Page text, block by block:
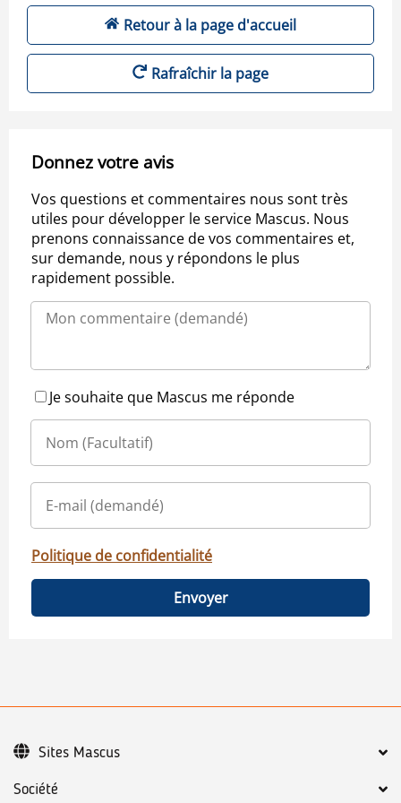
Retour à la page d'accueil
Rafraîchir la page
Donnez votre avis
Vos questions et commentaires nous sont très
utiles pour développer le service Mascus. Nous
prenons connaissance de vos commentaires et,
sur demande, nous y répondons le plus
rapidement possible.
Je souhaite que Mascus me réponde
Politique de confidentialité
Envoyer
Société
Sites Mascus